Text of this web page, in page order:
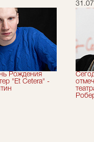
Рождения
"Et Cetera" -